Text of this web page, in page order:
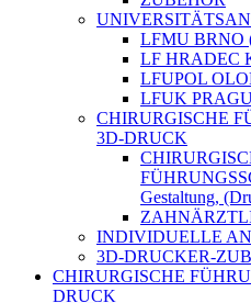
LFMU BRNO
LF HRADEC
LFUPOL
LFUK
CHIRURGISCHE
3D-DRUCK
Gestaltung,
INDIVIDUELLE
3D-DRUCKER-
CHIRURGISCHE
DRUCK